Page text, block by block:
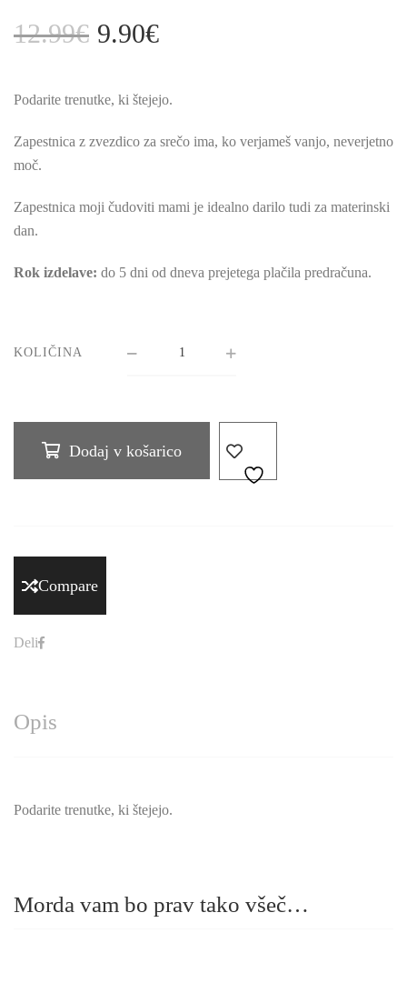
12.99€ Izvirna
bila:
9.90€Trenutna
9.90€.
Podarite trenutke, ki štejejo.
Zapestnica z zvezdico za srečo ima, ko verjameš vanjo, neverjetno
moč.
Zapestnica moji čudoviti mami je idealno darilo tudi za materinski
dan.
Rok izdelave: do 5 dni od dneva prejetega plačila predračuna.
KOLIČINA
Dodaj v košarico
Compare
Deli
Opis
Podarite trenutke, ki štejejo.
Morda vam bo prav tako všeč…